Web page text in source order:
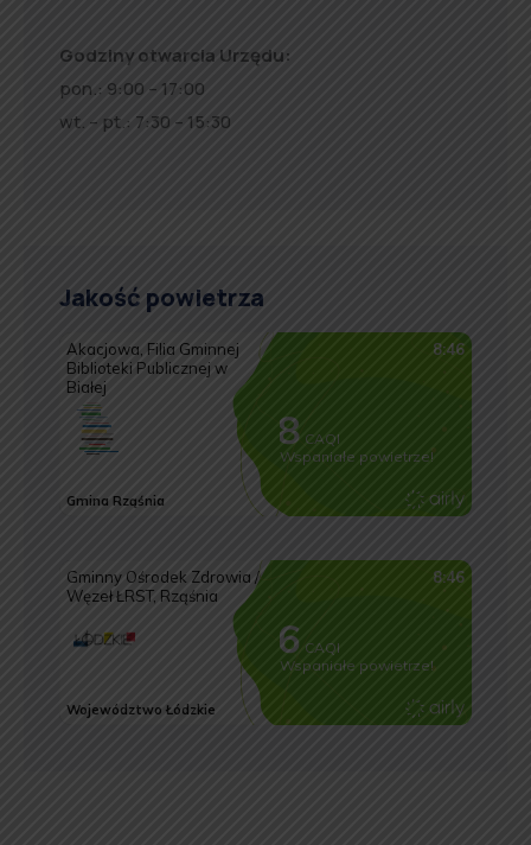
Godziny otwarcia Urzędu:
pon.: 9:00 – 17:00
wt. – pt.: 7:30 – 15:30
Jakość powietrza